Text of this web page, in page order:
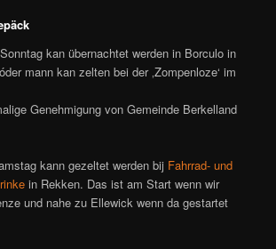
kan übernachtet werden in Borculo in
óder mann kan zelten bei der ‚Zompenloze‘ im
Genehmigung von Gemeinde Berkelland
kann gezeltet werden bij Fahrrad- und
in Rekken. Das ist am Start wenn wir
und nahe zu Ellewick wenn da gestartet